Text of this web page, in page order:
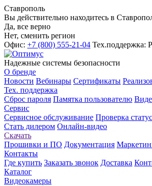
Ставрополь
Вы действительно находитесь в
Да, все верно
Нет, сменить регион
Офис: +7 (800) 555-21-04 Тех.поддержка:
Надежные системы безопасности
О бренде
Новости Вебинары Сертификаты
Тех. поддержка
Сброс пароля Памятка пользователю
Сервис
Сервисное обслуживание Проверка
Стать дилером Онлайн-видео
Скачать
Прошивки и ПО Документация
Контакты
Где купить Заказать звонок Доставка
Каталог
Видеокамеры